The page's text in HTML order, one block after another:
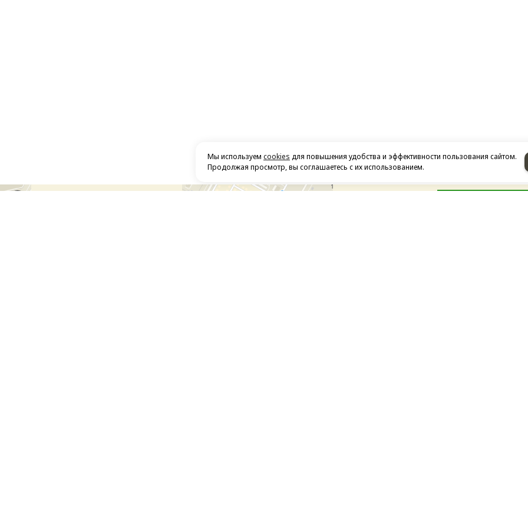
Мы используем cookies для повышения удобства и эффективности пользования сайтом.
Продолжая просмотр, вы соглашаетесь с их использованием.